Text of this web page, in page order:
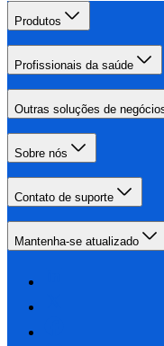
Produtos
Profissionais da saúde
Outras soluções de
Sobre nós
Contato de suporte
Mantenha-se atualizado